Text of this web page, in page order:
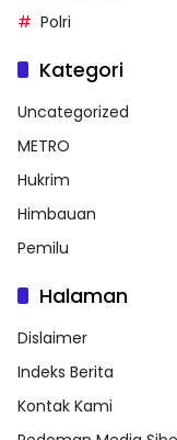
Polri
Kategori
Uncategorized
METRO
Hukrim
Himbauan
Pemilu
Halaman
Dislaimer
Indeks Berita
Kontak Kami